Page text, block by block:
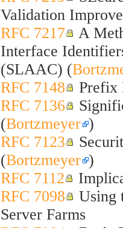
Validation
RFC 7217
A
Interface
(SLAAC) (
RFC 7148
Prefix
RFC 7136
(Bortzmeyer )
RFC 7123
(Bortzmeyer )
RFC 7112
RFC 7098
Using
Server Farms